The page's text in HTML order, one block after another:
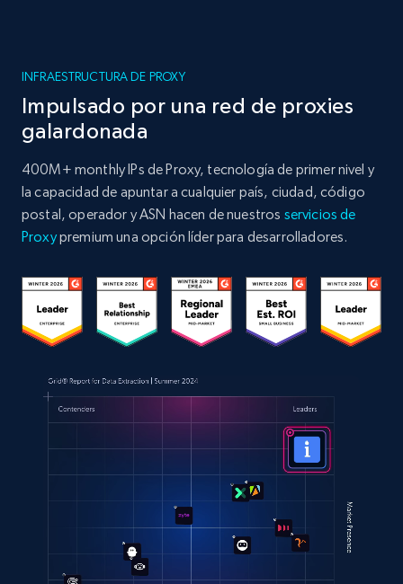
INFRAESTRUCTURA DE PROXY
Impulsado por una red de proxies
galardonada
400M+ monthly IPs de Proxy, tecnología de primer nivel y
la capacidad de apuntar a cualquier país, ciudad, código
postal, operador y ASN hacen de nuestros servicios de
Proxypremium una opción líder para desarrolladores.